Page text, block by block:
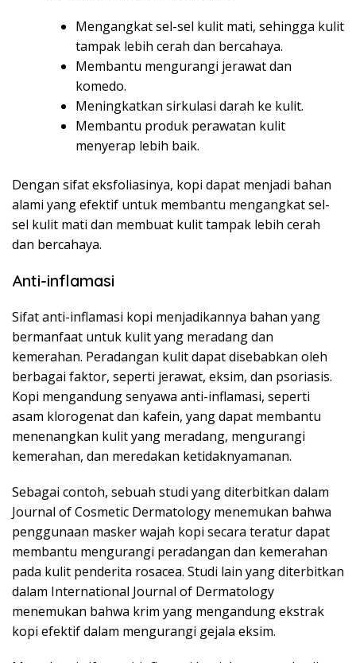
Mengangkat sel-sel kulit mati, sehingga kulit
tampak lebih cerah dan bercahaya.
Membantu mengurangi jerawat dan
komedo.
Meningkatkan sirkulasi darah ke kulit.
Membantu produk perawatan kulit
menyerap lebih baik.
Dengan sifat eksfoliasinya, kopi dapat menjadi bahan
alami yang efektif untuk membantu mengangkat sel-
sel kulit mati dan membuat kulit tampak lebih cerah
dan bercahaya.
Anti-inflamasi
Sifat anti-inflamasi kopi menjadikannya bahan yang
bermanfaat untuk kulit yang meradang dan
kemerahan. Peradangan kulit dapat disebabkan oleh
berbagai faktor, seperti jerawat, eksim, dan psoriasis.
Kopi mengandung senyawa anti-inflamasi, seperti
asam klorogenat dan kafein, yang dapat membantu
menenangkan kulit yang meradang, mengurangi
kemerahan, dan meredakan ketidaknyamanan.
Sebagai contoh, sebuah studi yang diterbitkan dalam
Journal of Cosmetic Dermatology menemukan bahwa
penggunaan masker wajah kopi secara teratur dapat
membantu mengurangi peradangan dan kemerahan
pada kulit penderita rosacea. Studi lain yang diterbitkan
dalam International Journal of Dermatology
menemukan bahwa krim yang mengandung ekstrak
kopi efektif dalam mengurangi gejala eksim.